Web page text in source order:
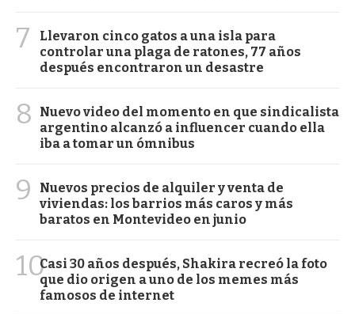
7
Llevaron cinco gatos a una isla para
controlar una plaga de ratones, 77 años
después encontraron un desastre
8
Nuevo video del momento en que sindicalista
argentino alcanzó a influencer cuando ella
iba a tomar un ómnibus
9
Nuevos precios de alquiler y venta de
viviendas: los barrios más caros y más
baratos en Montevideo en junio
10Casi 30 años después, Shakira recreó la foto
que dio origen a uno de los memes más
famosos de internet